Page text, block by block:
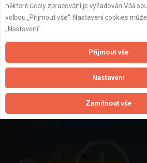
některé účely zpracování je vyžadován Váš
volbou „Přijmout vše“. Nastavení cookies
„Nastavení“.
Přijmout vše
Nastavení
Zamítnout vše